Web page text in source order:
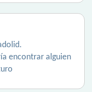
encontrar alguien